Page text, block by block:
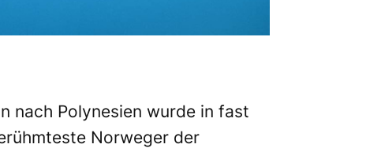
nach Polynesien wurde in fast
Norweger der